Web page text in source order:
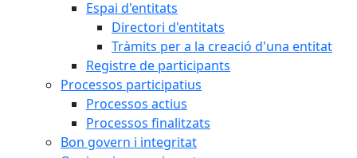
Espai d'entitats
Directori d'entitats
Tràmits per a la creació d'una entitat
Registre de participants
Processos participatius
Processos actius
Processos finalitzats
Bon govern i integritat